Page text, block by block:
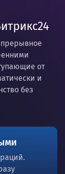
от
и
без